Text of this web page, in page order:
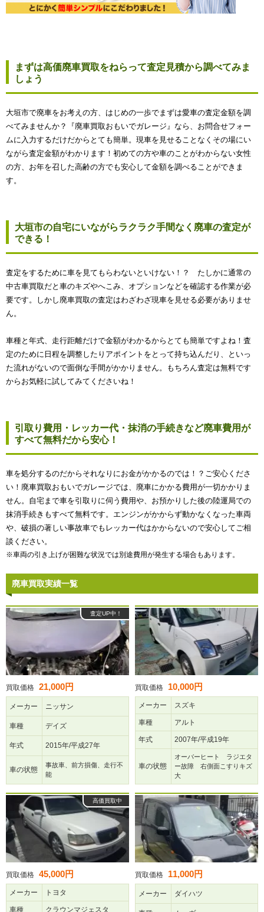
まずは高価廃車買取をねらって査定見積から調べてみま
しょう
大垣市で廃車をお考えの方、はじめの一歩でまずは愛車の査定金額を調
べてみませんか？『廃車買取おもいでガレージ』なら、お問合せフォー
ムに入力するだけだからとても簡単。現車を見せることなくその場にい
ながら査定金額がわかります！初めての方や車のことがわからない女性
の方、お年を召した高齢の方でも安心して金額を調べることができま
す。
大垣市の自宅にいながらラクラク手間なく廃車の査定が
できる！
査定をするために車を見てもらわないといけない！？ たしかに通常の
中古車買取だと車のキズやへこみ、オプションなどを確認する作業が必
要です。しかし廃車買取の査定はわざわざ現車を見せる必要がありませ
ん。
車種と年式、走行距離だけで金額がわかるからとても簡単ですよね！査
定のために日程を調整したりアポイントをとって持ち込んだり、といっ
た流れがないので面倒な手間がかかりません。もちろん査定は無料です
からお気軽に試してみてくださいね！
引取り費用・レッカー代・抹消の手続きなど廃車費用が
すべて無料だから安心！
車を処分するのだからそれなりにお金がかかるのでは！？ご安心くださ
い！廃車買取おもいでガレージでは、廃車にかかる費用が一切かかりま
せん。自宅まで車を引取りに伺う費用や、お預かりした後の陸運局での
抹消手続きもすべて無料です。エンジンがかからず動かなくなった車両
や、破損の著しい事故車でもレッカー代はかからないので安心してご相
談ください。
※車両の引き上げが困難な状況では別途費用が発生する場合もあります。
廃車買取実績一覧
査定UP中！
買取価格 21,000円
メーカー ニッサン
車種 デイズ
年式 2015年/平成27年
車の状態
事故車、前方損傷、走行不
能
買取価格 10,000円
メーカー スズキ
車種 アルト
年式 2007年/平成19年
車の状態
オーバーヒート ラジエタ
ー故障 右側面こすりキズ
大
高価買取中
買取価格 45,000円
メーカー トヨタ
車種 クラウンマジェスタ
買取価格 11,000円
メーカー ダイハツ